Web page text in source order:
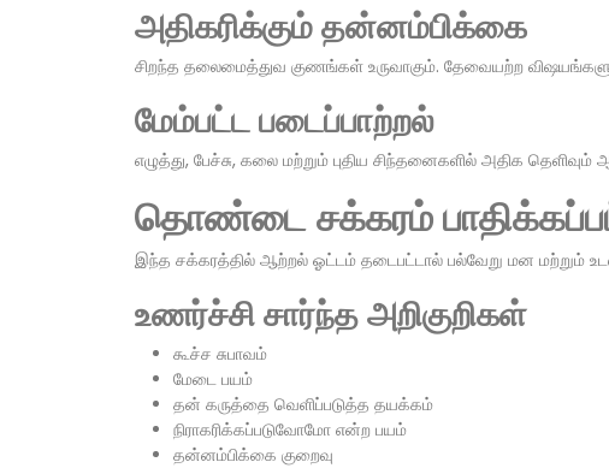
அதிகரிக்கும் தன்னம்பிக்கை
சிறந்த தலைமைத்துவ குணங்கள் உருவாகும். தேவையற்ற
மேம்பட்ட படைப்பாற்றல்
எழுத்து, பேச்சு, கலை மற்றும் புதிய சிந்தனைகளில் அதிக தெளிவும்
தொண்டை சக்கரம்
இந்த சக்கரத்தில் ஆற்றல் ஓட்டம் தடைபட்டால் பல்வேறு மன மற்றும்
உணர்ச்சி சார்ந்த அறிகுறிகள்
கூச்ச சுபாவம்
மேடை பயம்
தன் கருத்தை வெளிப்படுத்த தயக்கம்
நிராகரிக்கப்படுவோமோ என்ற பயம்
தன்னம்பிக்கை குறைவு